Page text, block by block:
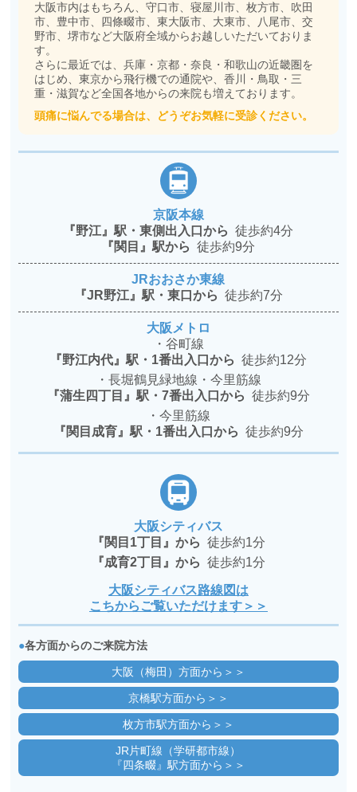
大阪市内はもちろん、守口市、寝屋川市、枚方市、吹田
市、豊中市、四條畷市、東大阪市、大東市、八尾市、交
野市、堺市など大阪府全域からお越しいただいておりま
す。
さらに最近では、兵庫・京都・奈良・和歌山の近畿圏を
はじめ、東京から飛行機での通院や、香川・鳥取・三
重・滋賀など全国各地からの来院も増えております。
頭痛に悩んでる場合は、どうぞお気軽に受診ください。
京阪本線
『野江』駅・東側出入口から徒歩約4分
『関目』駅から徒歩約9分
JRおおさか東線
『JR野江』駅・東口から 徒歩約7分
大阪メトロ
・谷町線
『野江内代』駅・1番出入口から徒歩約12分
・長堀鶴見緑地線・今里筋線
『蒲生四丁目』駅・7番出入口から 徒歩約9分
・今里筋線
『関目成育』駅・1番出入口から 徒歩約9分
大阪シティバス
『関目1丁目』から 徒歩約1分
『成育2丁目』から 徒歩約1分
大阪シティバス路線図は
こちからご覧いただけます＞＞
●各方面からのご来院方法
大阪（梅田）方面から＞＞
京橋駅方面から＞＞
枚方市駅方面から＞＞
JR片町線（学研都市線）
『四条畷』駅方面から＞＞